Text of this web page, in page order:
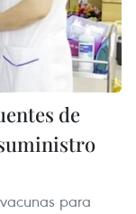
de
para